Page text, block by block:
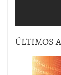
ÚLTIMOS